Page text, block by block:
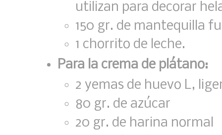
utilizan para decorar
150 gr. de mantequilla
1 chorrito de leche.
Para la crema de plátano:
2 yemas de huevo L,
80 gr. de azúcar
20 gr. de harina normal